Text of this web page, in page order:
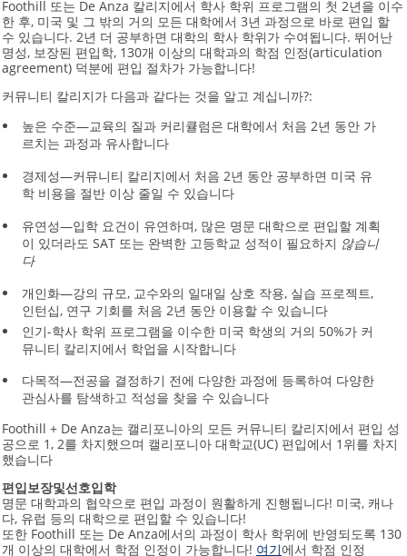
Foothill 또는 De Anza 칼리지에서 학사 학위 프로그램의 첫 2년을 이수
한 후, 미국 및 그 밖의 거의 모든 대학에서 3년 과정으로 바로 편입 할
수 있습니다. 2년 더 공부하면 대학의 학사 학위가 수여됩니다. 뛰어난
명성, 보장된 편입학, 130개 이상의 대학과의 학점 인정(articulation
agreement) 덕분에 편입 절차가 가능합니다!
커뮤니티 칼리지가 다음과 같다는 것을 알고 계십니까?:
높은 수준—교육의 질과 커리큘럼은 대학에서 처음 2년 동안 가
르치는 과정과 유사합니다
경제성—커뮤니티 칼리지에서 처음 2년 동안 공부하면 미국 유
학 비용을 절반 이상 줄일 수 있습니다
유연성—입학 요건이 유연하며, 많은 명문 대학으로 편입할 계획
이 있더라도 SAT 또는 완벽한 고등학교 성적이 필요하지 않습니
다
개인화—강의 규모, 교수와의 일대일 상호 작용, 실습 프로젝트,
인턴십, 연구 기회를 처음 2년 동안 이용할 수 있습니다
인기-학사 학위 프로그램을 이수한 미국 학생의 거의 50%가 커
뮤니티 칼리지에서 학업을 시작합니다
다목적—전공을 결정하기 전에 다양한 과정에 등록하여 다양한
관심사를 탐색하고 적성을 찾을 수 있습니다
Foothill + De Anza는 캘리포니아의 모든 커뮤니티 칼리지에서 편입 성
공으로 1, 2를 차지했으며 캘리포니아 대학교(UC) 편입에서 1위를 차지
했습니다
편입보장및선호입학
명문 대학과의 협약으로 편입 과정이 원활하게 진행됩니다! 미국, 캐나
다, 유럽 등의 대학으로 편입할 수 있습니다!
또한 Foothill 또는 De Anza에서의 과정이 학사 학위에 반영되도록 130
개 이상의 대학에서 학점 인정이 가능합니다! 여기에서 학점 인정